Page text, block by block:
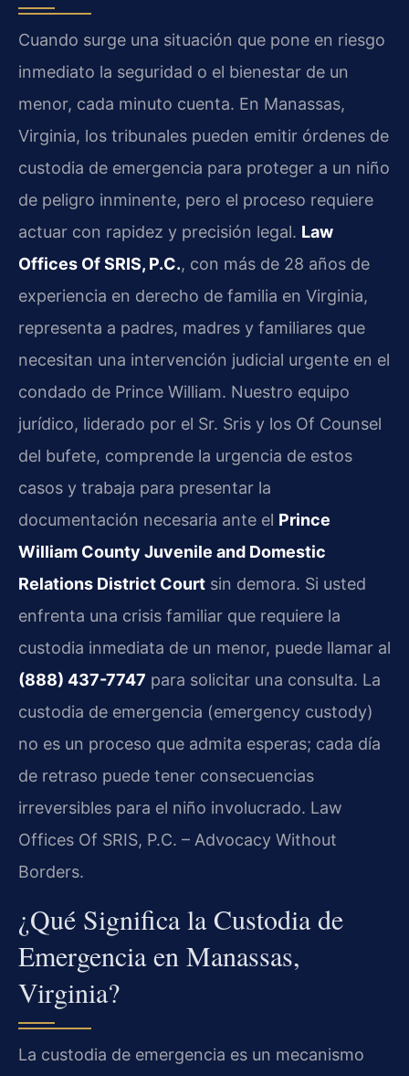
Cuando surge una situación que pone en riesgo
inmediato la seguridad o el bienestar de un
menor, cada minuto cuenta. En Manassas,
Virginia, los tribunales pueden emitir órdenes de
custodia de emergencia para proteger a un niño
de peligro inminente, pero el proceso requiere
actuar con rapidez y precisión legal. Law
Offices Of SRIS, P.C., con más de 28 años de
experiencia en derecho de familia en Virginia,
representa a padres, madres y familiares que
necesitan una intervención judicial urgente en el
condado de Prince William. Nuestro equipo
jurídico, liderado por el Sr. Sris y los Of Counsel
del bufete, comprende la urgencia de estos
casos y trabaja para presentar la
documentación necesaria ante el Prince
William County Juvenile and Domestic
Relations District Court sin demora. Si usted
enfrenta una crisis familiar que requiere la
custodia inmediata de un menor, puede llamar al
(888) 437-7747 para solicitar una consulta. La
custodia de emergencia (emergency custody)
no es un proceso que admita esperas; cada día
de retraso puede tener consecuencias
irreversibles para el niño involucrado. Law
Offices Of SRIS, P.C. – Advocacy Without
Borders.
¿Qué Significa la Custodia de
Emergencia en Manassas,
Virginia?
La custodia de emergencia es un mecanismo